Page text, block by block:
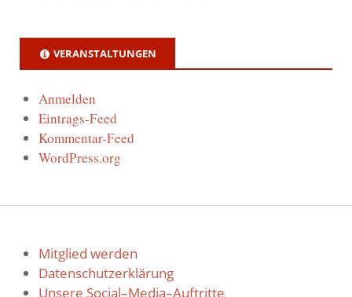
VERANSTALTUNGEN
Anmelden
Eintrags-Feed
Kommentar-Feed
WordPress.org
Mitglied werden
Datenschutzerklärung
Unsere Social–Media–Auftritte